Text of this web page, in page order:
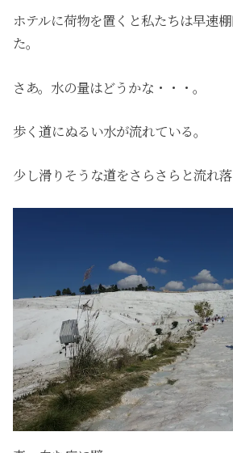
ホテルに荷物を置くと私たちは早速
た。
さあ。水の量はどうかな・・・。
歩く道にぬるい水が流れている。
少し滑りそうな道をさらさらと流れ落